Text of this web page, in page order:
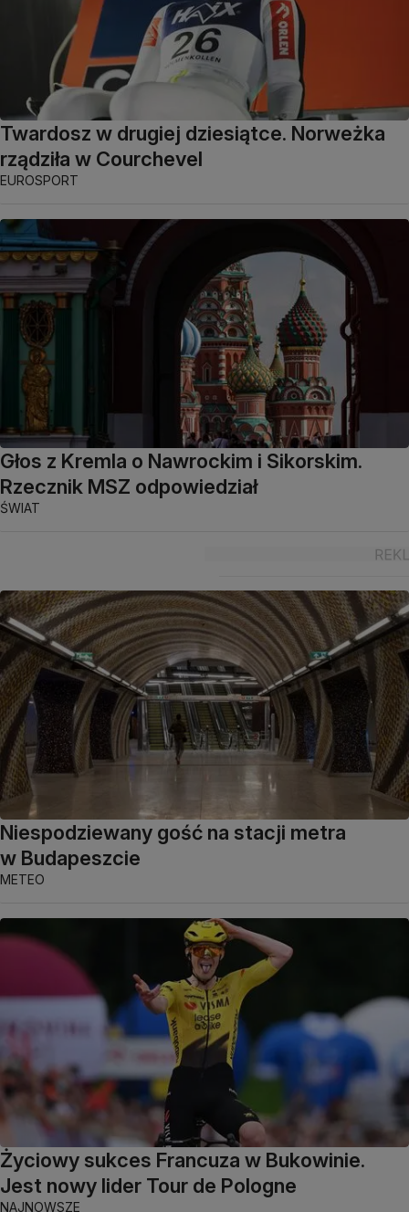
Twardosz w drugiej dziesiątce. Norweżka
rządziła w Courchevel
EUROSPORT
Głos z Kremla o Nawrockim i Sikorskim.
Rzecznik MSZ odpowiedział
ŚWIAT
Niespodziewany gość na stacji metra
w Budapeszcie
METEO
Życiowy sukces Francuza w Bukowinie.
Jest nowy lider Tour de Pologne
NAJNOWSZE